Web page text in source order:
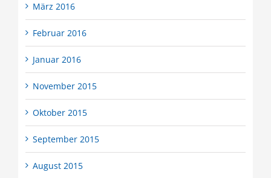
März 2016
Februar 2016
Januar 2016
November 2015
Oktober 2015
September 2015
August 2015